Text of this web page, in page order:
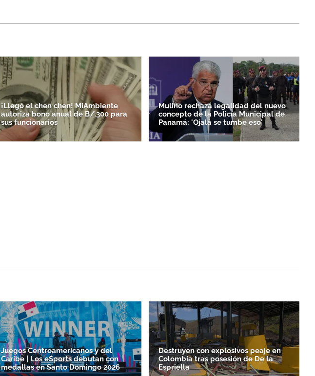
¡Llegó el chen chen! MiAmbiente
autoriza bono anual de B/.300 para
sus funcionarios
Mulino rechaza legalidad del nuevo
concepto de la Policía Municipal de
Panamá: 'Ojalá se tumbe eso'
Juegos Centroamericanos y del
Caribe | Los eSports debutan con
medallas en Santo Domingo 2026
Destruyen con explosivos peaje en
Colombia tras posesión de De la
Espriella